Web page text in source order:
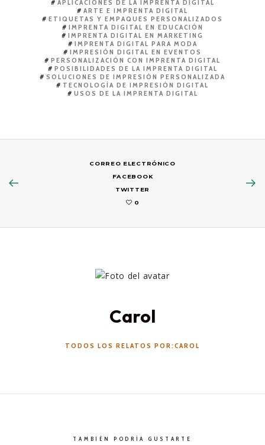
APLICACIONES DE LA IMPRENTA DIGITAL
ARTE E IMPRENTA DIGITAL
ETIQUETAS Y EMPAQUES PERSONALIZADOS
IMPRENTA DIGITAL EN EDUCACIÓN
IMPRENTA DIGITAL EN MARKETING
IMPRENTA DIGITAL PARA MODA
IMPRESIÓN DIGITAL EN EVENTOS
PERSONALIZACIÓN CON IMPRENTA DIGITAL
POSIBILIDADES DE LA IMPRENTA DIGITAL
SOLUCIONES DE IMPRESIÓN PERSONALIZADA
TECNOLOGÍA DE IMPRESIÓN DIGITAL
USOS DE LA IMPRENTA DIGITAL
CORREO ELECTRÓNICO
FACEBOOK
TWITTER
0
Carol
TODOS LOS RELATOS POR:CAROL
TAMBIÉN PODRÍA GUSTARTE